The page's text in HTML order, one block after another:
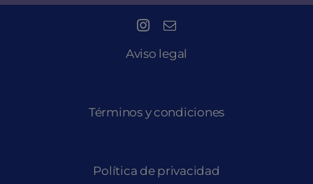
Aviso legal
Términos y condiciones
Política de privacidad